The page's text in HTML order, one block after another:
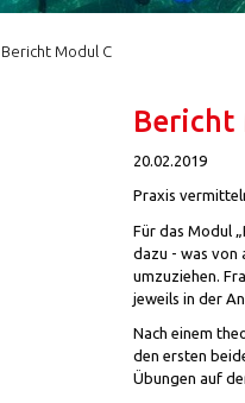
Bericht Modul C
Bericht
20.02.2019
Praxis
Für das Modul
dazu - was von
umzuziehen.
jeweils in der
Nach einem
den ersten
Übungen auf